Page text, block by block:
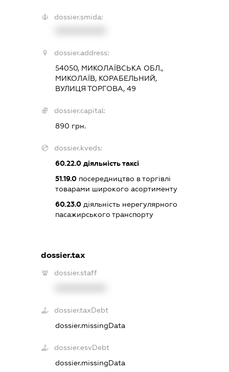
dossier.smida:
dossier.address:
54050, МИКОЛАЇВСЬКА ОБЛ.,
МИКОЛАЇВ, КОРАБЕЛЬНИЙ,
ВУЛИЦЯ ТОРГОВА, 49
dossier.capital:
890 грн.
dossier.kveds:
60.22.0 діяльність таксі
51.19.0 посередництво в торгівлі
товарами широкого асортименту
60.23.0 діяльність нерегулярного
пасажирського транспорту
dossier.tax
dossier.staff
dossier.taxDebt
dossier.missingData
dossier.esvDebt
dossier.missingData